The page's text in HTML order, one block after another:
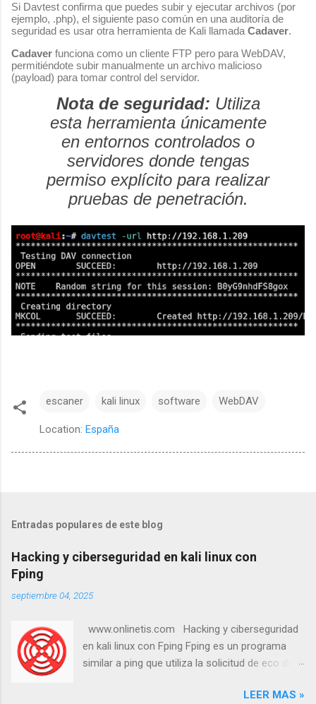
Si Davtest confirma que puedes subir y ejecutar archivos (por
ejemplo, .php), el siguiente paso común en una auditoría de
seguridad es usar otra herramienta de Kali llamada Cadaver.
Cadaver funciona como un cliente FTP pero para WebDAV,
permitiéndote subir manualmente un archivo malicioso
(payload) para tomar control del servidor.
Nota de seguridad: Utiliza
esta herramienta únicamente
en entornos controlados o
servidores donde tengas
permiso explícito para realizar
pruebas de penetración.
escaner kali linux software WebDAV
Location: España
Entradas populares de este blog
Hacking y ciberseguridad en kali linux con
Fping
septiembre 04, 2025
www.onlinetis.com Hacking y ciberseguridad
en kali linux con Fping Fping es un programa
similar a ping que utiliza la solicitud de eco del
(ICMP) para determinar si un host objetivo
LEER MAS »